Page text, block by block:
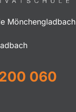
Mönchengladbach
060